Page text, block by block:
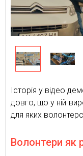
Історія у відео
довго, що у ній
для яких
Волонтери як